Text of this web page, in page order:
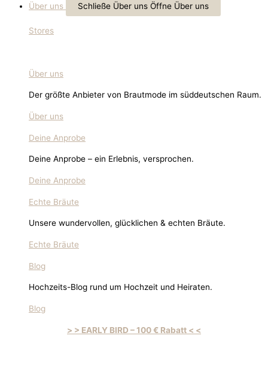
Über uns Schließe Über uns Öffne Über uns
Stores
Über uns
Der größte Anbieter von Brautmode im süddeutschen Raum.
Über uns
Deine Anprobe
Deine Anprobe – ein Erlebnis, versprochen.
Deine Anprobe
Echte Bräute
Unsere wundervollen, glücklichen & echten Bräute.
Echte Bräute
Blog
Hochzeits-Blog rund um Hochzeit und Heiraten.
Blog
> > EARLY BIRD – 100 € Rabatt < <